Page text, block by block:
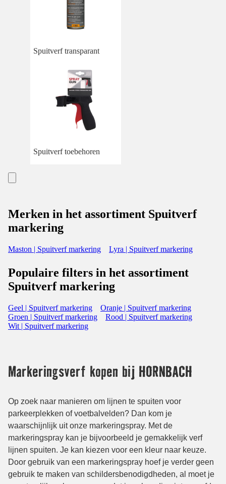
Spuitverf transparant
Spuitverf toebehoren
Merken in het assortiment Spuitverf
markering
Maston | Spuitverf markering Lyra | Spuitverf markering
Populaire filters in het assortiment
Spuitverf markering
Geel | Spuitverf markering
Oranje | Spuitverf markering
Groen | Spuitverf markering
Rood | Spuitverf markering
Wit | Spuitverf markering